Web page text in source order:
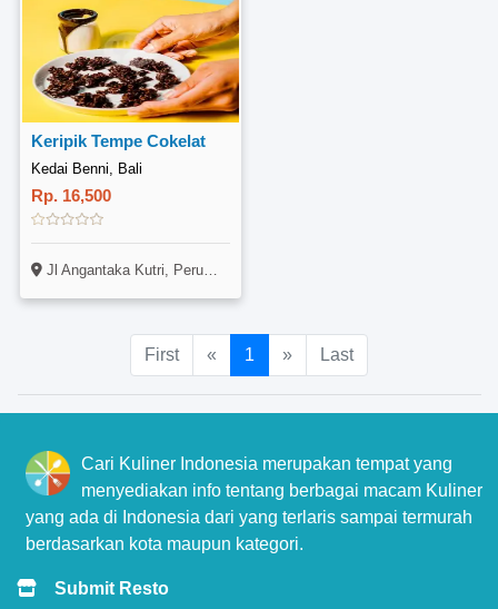
Keripik Tempe Cokelat
Kedai Benni, Bali
Rp. 16,500
Jl Angantaka Kutri, Perum Griya Alam Fajar
First « 1 » Last
Cari Kuliner Indonesia merupakan tempat yang
menyediakan info tentang berbagai macam Kuliner
yang ada di Indonesia dari yang terlaris sampai termurah
berdasarkan kota maupun kategori.
Submit Resto